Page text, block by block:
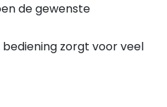
de gewenste
bediening zorgt voor veel